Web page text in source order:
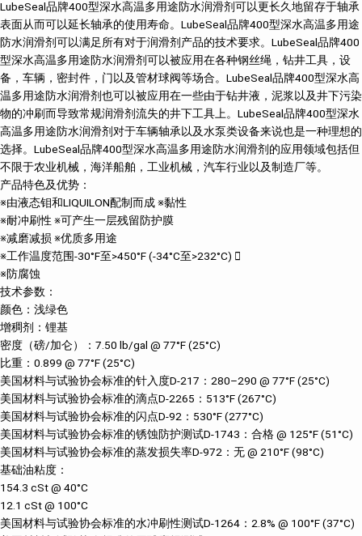
LubeSeal品牌400型深水高温多用途防水润滑剂可以更长久地留存于轴承
表面从而可以延长轴承的使用寿命。LubeSeal品牌400型深水高温多用途
防水润滑剂可以满足所有对于润滑剂产品的技术要求。LubeSeal品牌400
型深水高温多用途防水润滑剂可以被应用在各种钢丝绳，钻井工具，设
备，车辆，密封件，门以及管材球阀等场合。LubeSeal品牌400型深水高
温多用途防水润滑剂也可以被应用在一些由于钻井液，泥浆以及井下污染
物的冲刷而导致常规润滑剂流失的井下工具上。LubeSeal品牌400型深水
高温多用途防水润滑剂对于车辆轴承以及水泵类设备来说也是一种理想的
选择。LubeSeal品牌400型深水高温多用途防水润滑剂的应用领域包括但
不限于农业机械，海洋船舶，工业机械，汽车行业以及制造厂等。
产品特色及优势：
※由液态钼和LIQUILON配制而成 ※黏性
※耐冲刷性 ※可产生一层残留防护膜
※减磨减损 ※优质多用途
※工作温度范围-30°F至>450°F (-34°C至>232°C) 
※防腐蚀
技术参数：
颜色：浅绿色
增稠剂：锂基
密度（磅/加仑）：7.50 lb/gal @ 77°F (25°C)
比重：0.899 @ 77°F (25°C)
美国材料与试验协会标准的针入度D-217：280–290 @ 77°F (25°C)
美国材料与试验协会标准的滴点D-2265：513°F (267°C)
美国材料与试验协会标准的闪点D-92：530°F (277°C)
美国材料与试验协会标准的锈蚀防护测试D-1743：合格 @ 125°F (51°C)
美国材料与试验协会标准的蒸发损失率D-972：无 @ 210°F (98°C)
基础油粘度：
154.3 cSt @ 40°C
12.1 cSt @ 100°C
美国材料与试验协会标准的水冲刷性测试D-1264：2.8% @ 100°F (37°C)